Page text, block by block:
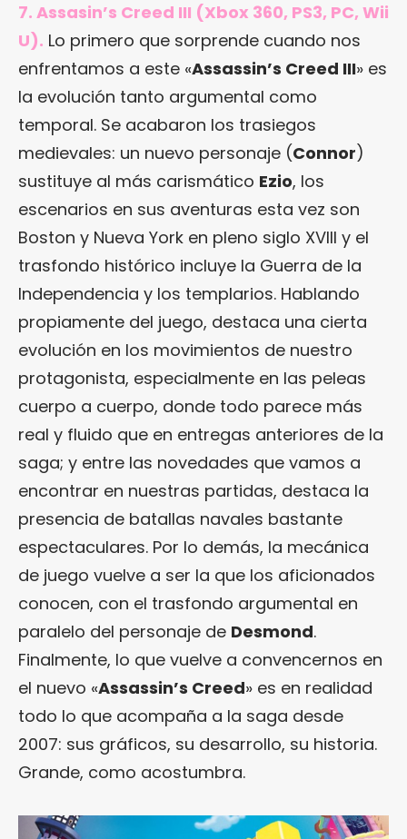
7. Assasin’s Creed III (Xbox 360, PS3, PC, Wii
U). Lo primero que sorprende cuando nos
enfrentamos a este «Assassin’s Creed III» es
la evolución tanto argumental como
temporal. Se acabaron los trasiegos
medievales: un nuevo personaje (Connor)
sustituye al más carismático Ezio, los
escenarios en sus aventuras esta vez son
Boston y Nueva York en pleno siglo XVIII y el
trasfondo histórico incluye la Guerra de la
Independencia y los templarios. Hablando
propiamente del juego, destaca una cierta
evolución en los movimientos de nuestro
protagonista, especialmente en las peleas
cuerpo a cuerpo, donde todo parece más
real y fluido que en entregas anteriores de la
saga; y entre las novedades que vamos a
encontrar en nuestras partidas, destaca la
presencia de batallas navales bastante
espectaculares. Por lo demás, la mecánica
de juego vuelve a ser la que los aficionados
conocen, con el trasfondo argumental en
paralelo del personaje de Desmond.
Finalmente, lo que vuelve a convencernos en
el nuevo «Assassin’s Creed» es en realidad
todo lo que acompaña a la saga desde
2007: sus gráficos, su desarrollo, su historia.
Grande, como acostumbra.